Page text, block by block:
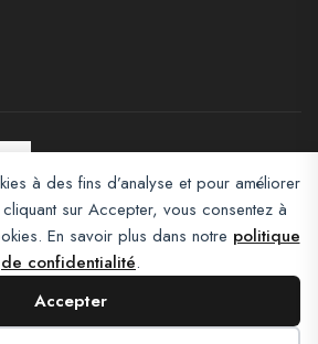
à des fins d’analyse et pour améliorer
sur Accepter, vous consentez à
En savoir plus dans notre politique
de confidentialité.
Accepter
© 2026. All Rights Reserved